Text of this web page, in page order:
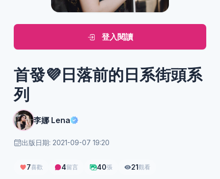
登入閱讀
首發💜日落前的日系街頭系
列
李娜 Lena
出版日期: 2021-09-07 19:20
7喜歡 4留言 40張 21觀看